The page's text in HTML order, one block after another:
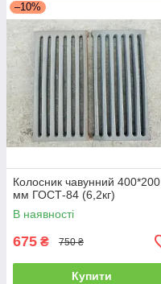
–10%
Колосник чавунний 400*200
мм ГОСТ-84 (6,2кг)
В наявності
675 ₴ 750 ₴
Купити